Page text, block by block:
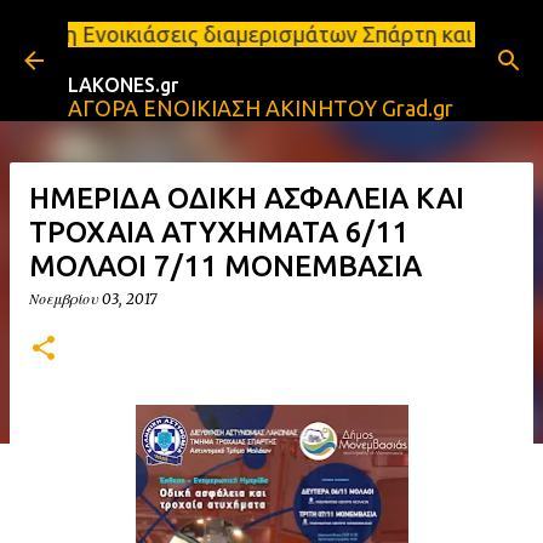
Μετάβαση στο κύριο περιεχόμενο
διαμερισμάτων Σπάρτη και Λακωνία Σπάρτη
LAKONES.gr
ΑΓΟΡΑ ΕΝΟΙΚΙΑΣΗ ΑΚΙΝΗΤΟΥ Grad.gr
ΗΜΕΡΙΔΑ ΟΔΙΚΗ ΑΣΦΑΛΕΙΑ ΚΑΙ
ΤΡΟΧΑΙΑ ΑΤΥΧΗΜΑΤΑ 6/11
ΜΟΛΑΟΙ 7/11 ΜΟΝΕΜΒΑΣΙΑ
Νοεμβρίου 03, 2017